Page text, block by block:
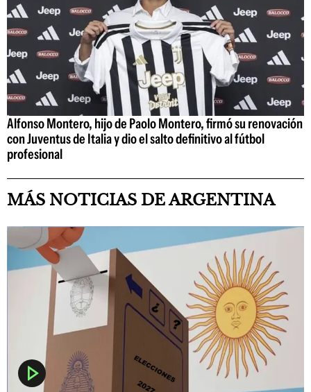
Alfonso Montero, hijo de Paolo Montero, firmó su renovación
con Juventus de Italia y dio el salto definitivo al fútbol
profesional
MÁS NOTICIAS DE ARGENTINA